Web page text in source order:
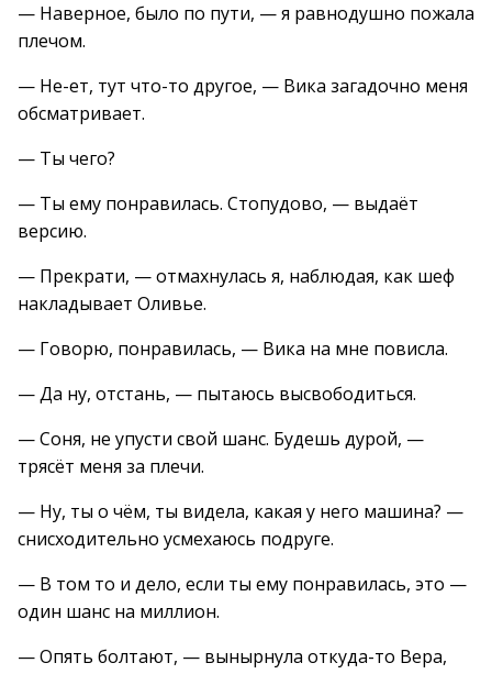
— Наверное, было по пути, — я равнодушно пожала
плечом.
— Не-ет, тут что-то другое, — Вика загадочно меня
обсматривает.
— Ты чего?
— Ты ему понравилась. Стопудово, — выдаёт
версию.
— Прекрати, — отмахнулась я, наблюдая, как шеф
накладывает Оливье.
— Говорю, понравилась, — Вика на мне повисла.
— Да ну, отстань, — пытаюсь высвободиться.
— Соня, не упусти свой шанс. Будешь дурой, —
трясёт меня за плечи.
— Ну, ты о чём, ты видела, какая у него машина? —
снисходительно усмехаюсь подруге.
— В том то и дело, если ты ему понравилась, это —
один шанс на миллион.
— Опять болтают, — вынырнула откуда-то Вера,